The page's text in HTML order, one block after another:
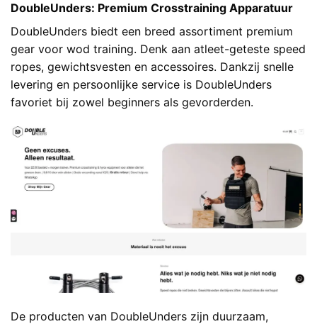
DoubleUnders: Premium Crosstraining Apparatuur
DoubleUnders biedt een breed assortiment premium
gear voor wod training. Denk aan atleet-geteste speed
ropes, gewichtsvesten en accessoires. Dankzij snelle
levering en persoonlijke service is DoubleUnders
favoriet bij zowel beginners als gevorderden.
De producten van DoubleUnders zijn duurzaam,